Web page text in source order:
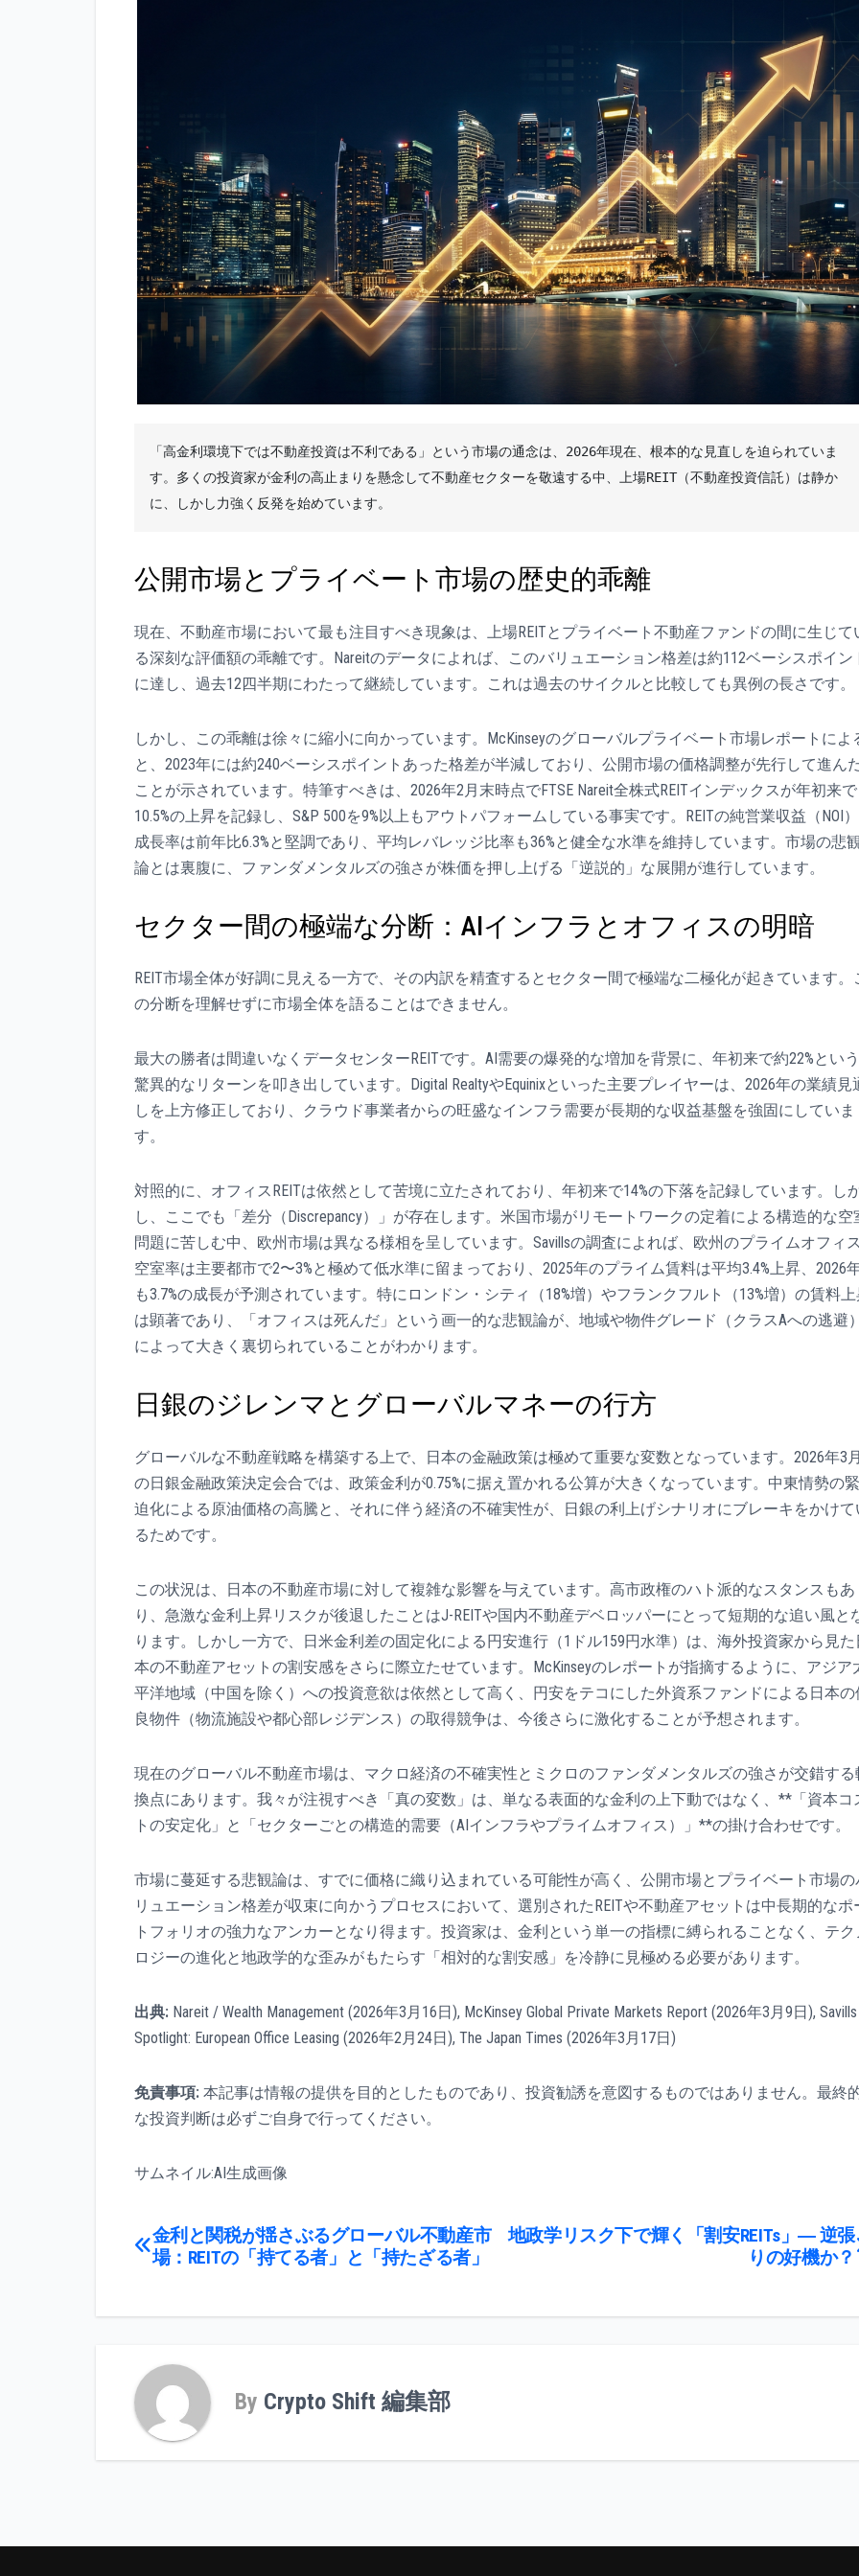
「高金利環境下では不動産投資は不利である」という市場の通念は、2026年現在、根本的な見直しを迫られていま
す。多くの投資家が金利の高止まりを懸念して不動産セクターを敬遠する中、上場REIT（不動産投資信託）は静か
に、しかし力強く反発を始めています。
公開市場とプライベート市場の歴史的乖離
現在、不動産市場において最も注目すべき現象は、上場REITとプライベート不動産ファンドの間に生じて
る深刻な評価額の乖離です。Nareitのデータによれば、このバリュエーション格差は約112ベーシスポイン
に達し、過去12四半期にわたって継続しています。これは過去のサイクルと比較しても異例の長さです。
しかし、この乖離は徐々に縮小に向かっています。McKinseyのグローバルプライベート市場レポートによ
と、2023年には約240ベーシスポイントあった格差が半減しており、公開市場の価格調整が先行して進ん
ことが示されています。特筆すべきは、2026年2月末時点でFTSE Nareit全株式REITインデックスが年初来で
10.5%の上昇を記録し、S&P 500を9%以上もアウトパフォームしている事実です。REITの純営業収益（NOI）
成長率は前年比6.3%と堅調であり、平均レバレッジ比率も36%と健全な水準を維持しています。市場の悲
論とは裏腹に、ファンダメンタルズの強さが株価を押し上げる「逆説的」な展開が進行しています。
セクター間の極端な分断：AIインフラとオフィスの明暗
REIT市場全体が好調に見える一方で、その内訳を精査するとセクター間で極端な二極化が起きています。
の分断を理解せずに市場全体を語ることはできません。
最大の勝者は間違いなくデータセンターREITです。AI需要の爆発的な増加を背景に、年初来で約22%という
驚異的なリターンを叩き出しています。Digital RealtyやEquinixといった主要プレイヤーは、2026年の業績見
しを上方修正しており、クラウド事業者からの旺盛なインフラ需要が長期的な収益基盤を強固にしていま
す。
対照的に、オフィスREITは依然として苦境に立たされており、年初来で14%の下落を記録しています。し
し、ここでも「差分（Discrepancy）」が存在します。米国市場がリモートワークの定着による構造的な空
問題に苦しむ中、欧州市場は異なる様相を呈しています。Savillsの調査によれば、欧州のプライムオフィス
空室率は主要都市で2〜3%と極めて低水準に留まっており、2025年のプライム賃料は平均3.4%上昇、2026
も3.7%の成長が予測されています。特にロンドン・シティ（18%増）やフランクフルト（13%増）の賃料
は顕著であり、「オフィスは死んだ」という画一的な悲観論が、地域や物件グレード（クラスAへの逃避）
によって大きく裏切られていることがわかります。
日銀のジレンマとグローバルマネーの行方
グローバルな不動産戦略を構築する上で、日本の金融政策は極めて重要な変数となっています。2026年3月
の日銀金融政策決定会合では、政策金利が0.75%に据え置かれる公算が大きくなっています。中東情勢の緊
迫化による原油価格の高騰と、それに伴う経済の不確実性が、日銀の利上げシナリオにブレーキをかけて
るためです。
この状況は、日本の不動産市場に対して複雑な影響を与えています。高市政権のハト派的なスタンスもあ
り、急激な金利上昇リスクが後退したことはJ-REITや国内不動産デベロッパーにとって短期的な追い風と
ります。しかし一方で、日米金利差の固定化による円安進行（1ドル159円水準）は、海外投資家から見た
本の不動産アセットの割安感をさらに際立たせています。McKinseyのレポートが指摘するように、アジア
平洋地域（中国を除く）への投資意欲は依然として高く、円安をテコにした外資系ファンドによる日本の
良物件（物流施設や都心部レジデンス）の取得競争は、今後さらに激化することが予想されます。
現在のグローバル不動産市場は、マクロ経済の不確実性とミクロのファンダメンタルズの強さが交錯する
換点にあります。我々が注視すべき「真の変数」は、単なる表面的な金利の上下動ではなく、**「資本コ
トの安定化」と「セクターごとの構造的需要（AIインフラやプライムオフィス）」**の掛け合わせです。
市場に蔓延する悲観論は、すでに価格に織り込まれている可能性が高く、公開市場とプライベート市場の
リュエーション格差が収束に向かうプロセスにおいて、選別されたREITや不動産アセットは中長期的なポ
トフォリオの強力なアンカーとなり得ます。投資家は、金利という単一の指標に縛られることなく、テク
ロジーの進化と地政学的な歪みがもたらす「相対的な割安感」を冷静に見極める必要があります。
出典: Nareit / Wealth Management (2026年3月16日), McKinsey Global Private Markets Report (2026年3月9日), Savills
Spotlight: European Office Leasing (2026年2月24日), The Japan Times (2026年3月17日)
免責事項: 本記事は情報の提供を目的としたものであり、投資勧誘を意図するものではありません。最終
な投資判断は必ずご自身で行ってください。
サムネイル:AI生成画像
投
ナ
ビ
ゲ
ー
ン
地政学リスク下で輝く「割安REITs」― 逆張
りの好機か？
金利と関税が揺さぶるグローバル不動産市
場：REITの「持てる者」と「持たざる者」
By Crypto Shift 編集部